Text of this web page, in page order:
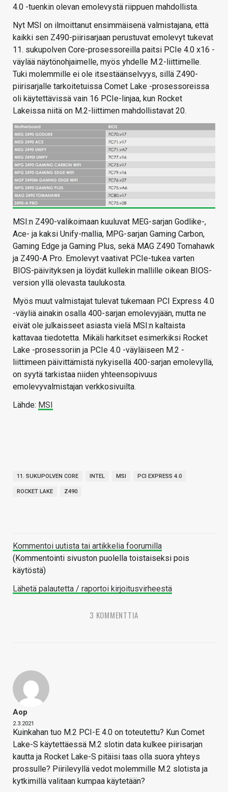
4.0 -tuenkin olevan emolevystä riippuen mahdollista.
Nyt MSI on ilmoittanut ensimmäisenä valmistajana, että
kaikki sen Z490-piirisarjaan perustuvat emolevyt tukevat
11. sukupolven Core-prosessoreilla paitsi PCIe 4.0 x16 -
väylää näytönohjaimelle, myös yhdelle M.2-liittimelle.
Tuki molemmille ei ole itsestäänselvyys, sillä Z490-
piirisarjalle tarkoitetuissa Comet Lake -prosessoreissa
oli käytettävissä vain 16 PCIe-linjaa, kun Rocket
Lakeissa niitä on M.2-liittimen mahdollistavat 20.
MSI:n Z490-valikoimaan kuuluvat MEG-sarjan Godlike-,
Ace- ja kaksi Unify-mallia, MPG-sarjan Gaming Carbon,
Gaming Edge ja Gaming Plus, sekä MAG Z490 Tomahawk
ja Z490-A Pro. Emolevyt vaativat PCIe-tukea varten
BIOS-päivityksen ja löydät kullekin mallille oikean BIOS-
version yllä olevasta taulukosta.
Myös muut valmistajat tulevat tukemaan PCI Express 4.0
-väyliä ainakin osalla 400-sarjan emolevyjään, mutta ne
eivät ole julkaisseet asiasta vielä MSI:n kaltaista
kattavaa tiedotetta. Mikäli harkitset esimerkiksi Rocket
Lake -prosessoriin ja PCIe 4.0 -väyläiseen M.2 -
liittimeen päivittämistä nykyisellä 400-sarjan emolevyllä,
on syytä tarkistaa niiden yhteensopivuus
emolevyvalmistajan verkkosivuilta.
Lähde: MSI
11. SUKUPOLVEN CORE INTEL MSI PCI EXPRESS 4.0
ROCKET LAKE Z490
Kommentoi uutista tai artikkelia foorumilla
(Kommentointi sivuston puolella toistaiseksi pois
käytöstä)
Lähetä palautetta / raportoi kirjoitusvirheestä
3 KOMMENTTIA
Aop
2.3.2021
Kuinkahan tuo M.2 PCI-E 4.0 on toteutettu? Kun Comet
Lake-S käytettäessä M.2 slotin data kulkee piirisarjan
kautta ja Rocket Lake-S pitäisi taas olla suora yhteys
prossulle? Piirilevyllä vedot molemmille M.2 slotista ja
kytkimillä valitaan kumpaa käytetään?